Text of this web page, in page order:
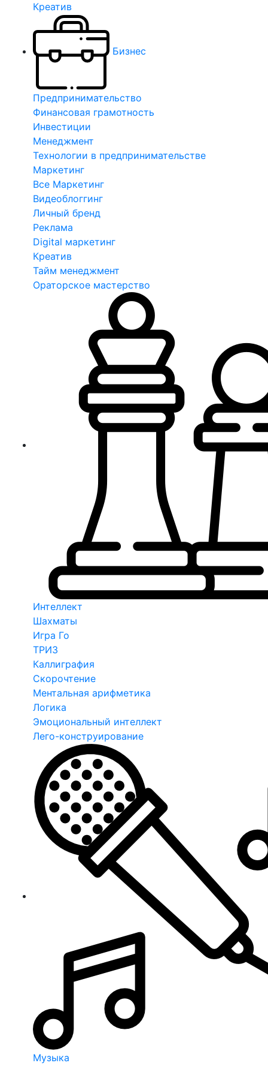
Креатив
Бизнес
Предпринимательство
Финансовая грамотность
Инвестиции
Менеджмент
Технологии в предпринимательстве
Маркетинг
Все Маркетинг
Видеоблоггинг
Личный бренд
Реклама
Digital маркетинг
Креатив
Тайм менеджмент
Ораторское мастерство
Интеллект
Шахматы
Игра Го
ТРИЗ
Каллиграфия
Скорочтение
Ментальная арифметика
Логика
Эмоциональный интеллект
Лего-конструирование
Музыка